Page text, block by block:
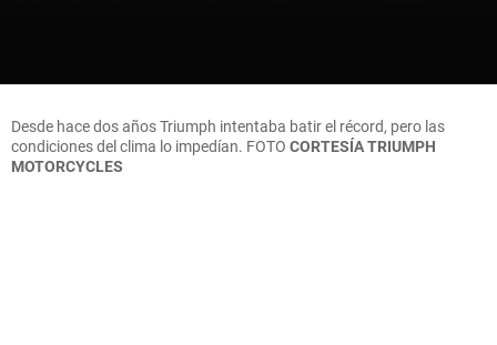
Desde hace dos años Triumph intentaba batir el récord, pero las
condiciones del clima lo impedían. FOTO CORTESÍA TRIUMPH
MOTORCYCLES